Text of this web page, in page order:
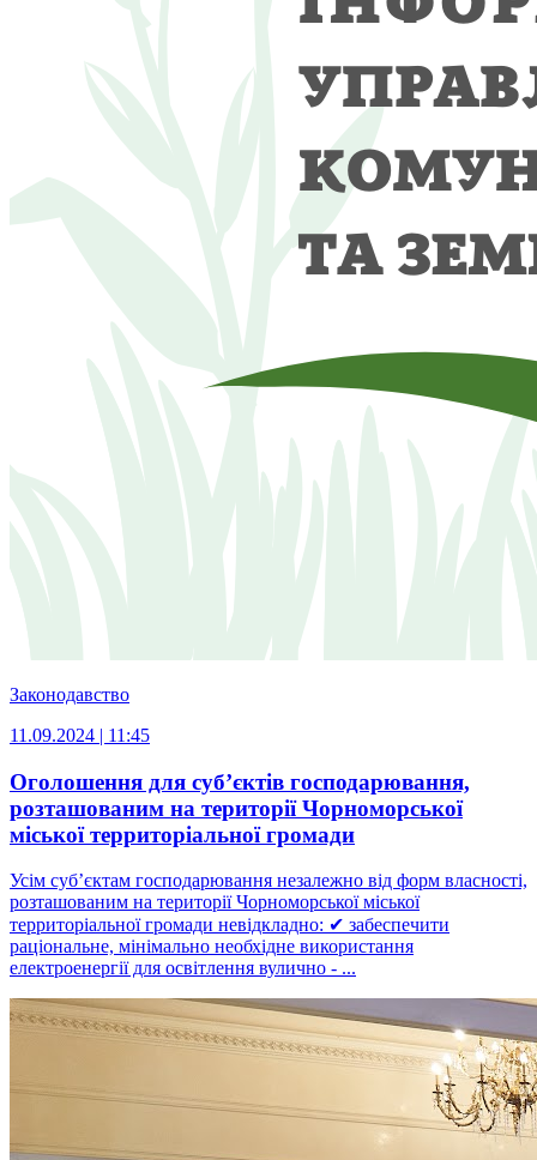
Законодавство
11.09.2024 | 11:45
Оголошення для суб’єктів господарювання,
розташованим на території Чорноморської
міської территоріальної громади
Усім суб’єктам господарювання незалежно від форм власності,
розташованим на території Чорноморської міської
территоріальної громади невідкладно: ✔ забеспечити
раціональне, мінімально необхідне використання
електроенергії для освітлення вулично - ...